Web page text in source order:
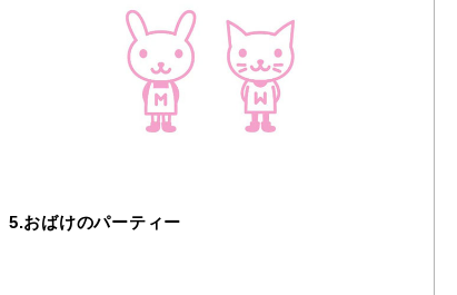
5.おばけのパーティー